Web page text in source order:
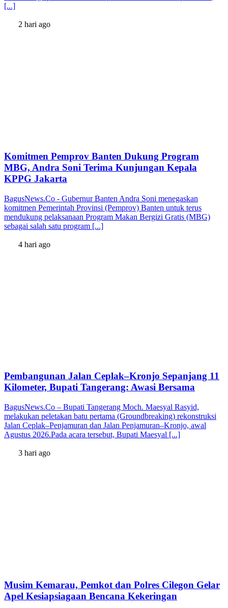
[...]
2 hari ago
Komitmen Pemprov Banten Dukung Program
MBG, Andra Soni Terima Kunjungan Kepala
KPPG Jakarta
BagusNews.Co - Gubernur Banten Andra Soni menegaskan
komitmen Pemerintah Provinsi (Pemprov) Banten untuk terus
mendukung pelaksanaan Program Makan Bergizi Gratis (MBG)
sebagai salah satu program [...]
4 hari ago
Pembangunan Jalan Ceplak–Kronjo Sepanjang 11
Kilometer, Bupati Tangerang: Awasi Bersama
BagusNews.Co – Bupati Tangerang Moch. Maesyal Rasyid,
melakukan peletakan batu pertama (Groundbreaking) rekonstruksi
Jalan Ceplak–Penjamuran dan Jalan Penjamuran–Kronjo, awal
Agustus 2026.Pada acara tersebut, Bupati Maesyal [...]
3 hari ago
Musim Kemarau, Pemkot dan Polres Cilegon Gelar
Apel Kesiapsiagaan Bencana Kekeringan